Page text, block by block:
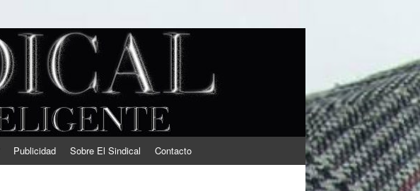
Publicidad Sobre El Sindical Contacto